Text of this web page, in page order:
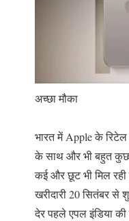
अच्छा मौका
भारत में Apple के
के साथ और भी बहुत कुछ
कई और छूट भी मिल
खरीदारी 20 सितंबर
देर पहले एपल इंडिया की